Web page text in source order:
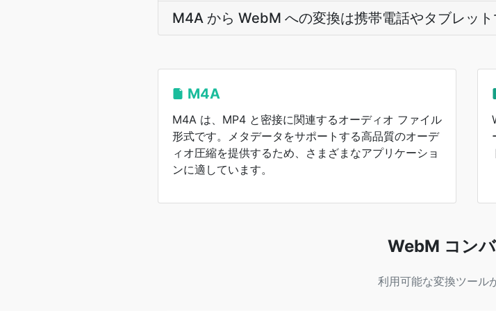
M4A から WebM への変換は携帯電話やタブレット
M4A
M4A は、MP4 と密接に関連するオーディオ ファイル
形式です。メタデータをサポートする高品質のオーデ
ィオ圧縮を提供するため、さまざまなアプリケーショ
ンに適しています。
WebM コン
利用可能な変換ツール